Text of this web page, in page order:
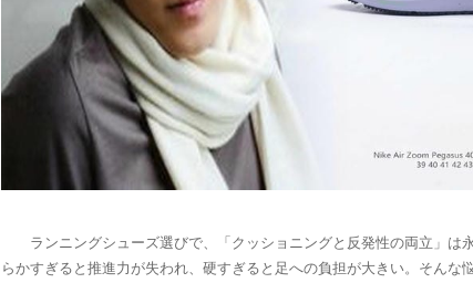
ランニングシューズ選びで、「クッショニングと反発性の両立」は
らかすぎると推進力が失われ、硬すぎると足への負担が大きい。そんな